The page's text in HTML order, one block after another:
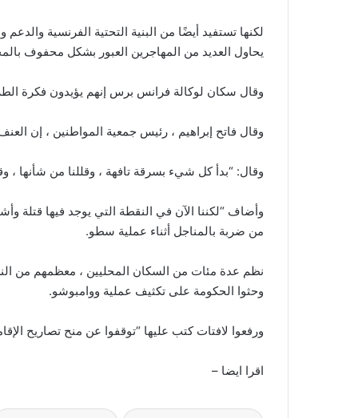
لكنها تستفيد أيضًا من البنية التحتية الفرنسية
يحاول العديد من المهاجرين العبور بشكل محفوف
وقال سكان لوكالة فرانس برس إنهم يؤيدون فكرة
وقال فاتح إبراهيم ، رئيس جمعية المواطنين ، إن العنف
وقال: “بدأ كل شيء بسرقة تافهة ، وقللنا من شأنها ،
وأضاف “لكننا الآن في النقطة التي يوجد فيها قتلة
من ضربة بالمناجل أثناء عملية سطو.
نظم عدة مئات من السكان المحليين ، معظمهم من
وحثوا الحكومة على تكثيف عملية ووامبوشو.
ورفعوا لافتات كتب عليها “توقفوا عن منح تصاريح
اقرا ايضا –